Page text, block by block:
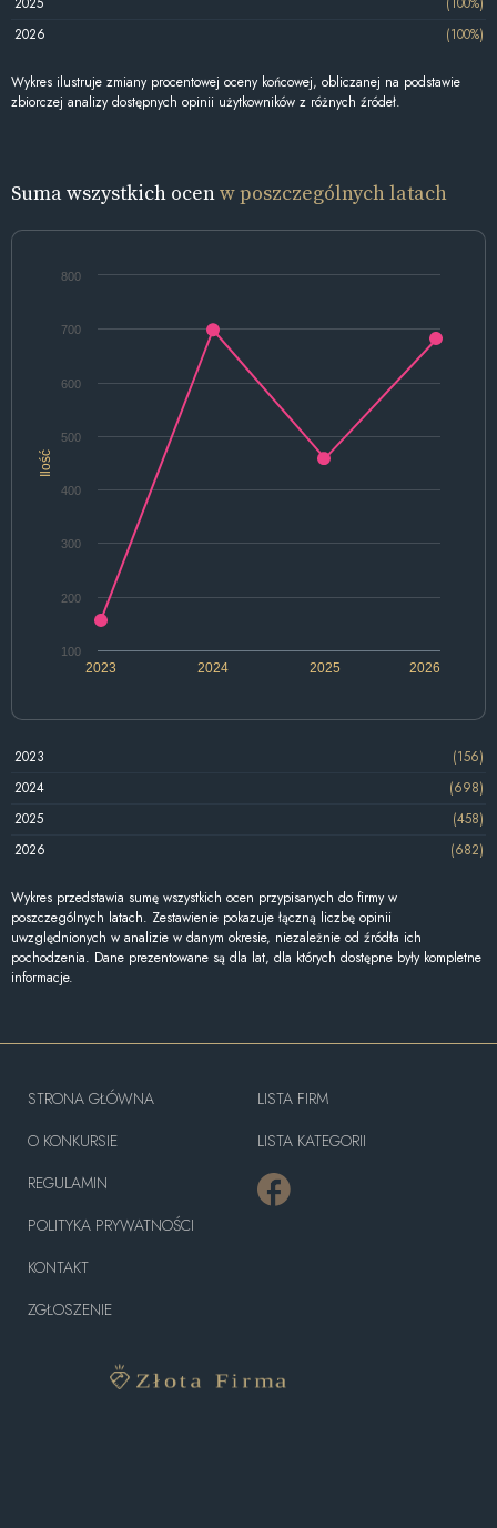
2026
(100%)
Wykres ilustruje zmiany procentowej oceny końcowej, obliczanej na podstawie
zbiorczej analizy dostępnych opinii użytkowników z różnych źródeł.
Suma wszystkich ocenw poszczególnych latach
Ilość
2024 2026
2023 2025
100
200
300
400
500
600
700
800
2023
(156)
2024
(698)
2025
(458)
2026
(682)
Wykres przedstawia sumę wszystkich ocen przypisanych do firmy w
poszczególnych latach. Zestawienie pokazuje łączną liczbę opinii
uwzględnionych w analizie w danym okresie, niezależnie od źródła ich
pochodzenia. Dane prezentowane są dla lat, dla których dostępne były kompletne
informacje.
STRONA GŁÓWNA
O KONKURSIE
REGULAMIN
POLITYKA PRYWATNOŚCI
KONTAKT
ZGŁOSZENIE
LISTA FIRM
LISTA KATEGORII